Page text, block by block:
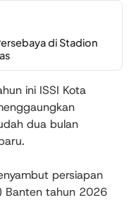
di Stadion
ini ISSI Kota
dua bulan
persiapan
Banten tahun 2026